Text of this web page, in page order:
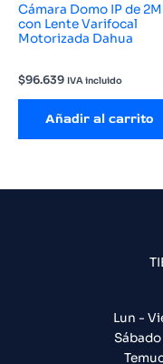
Cámara Domo IP de
con Lente Varifocal
Motorizada Dahua
$96.639 IVA incluido
Añadir al carrito
Lun -